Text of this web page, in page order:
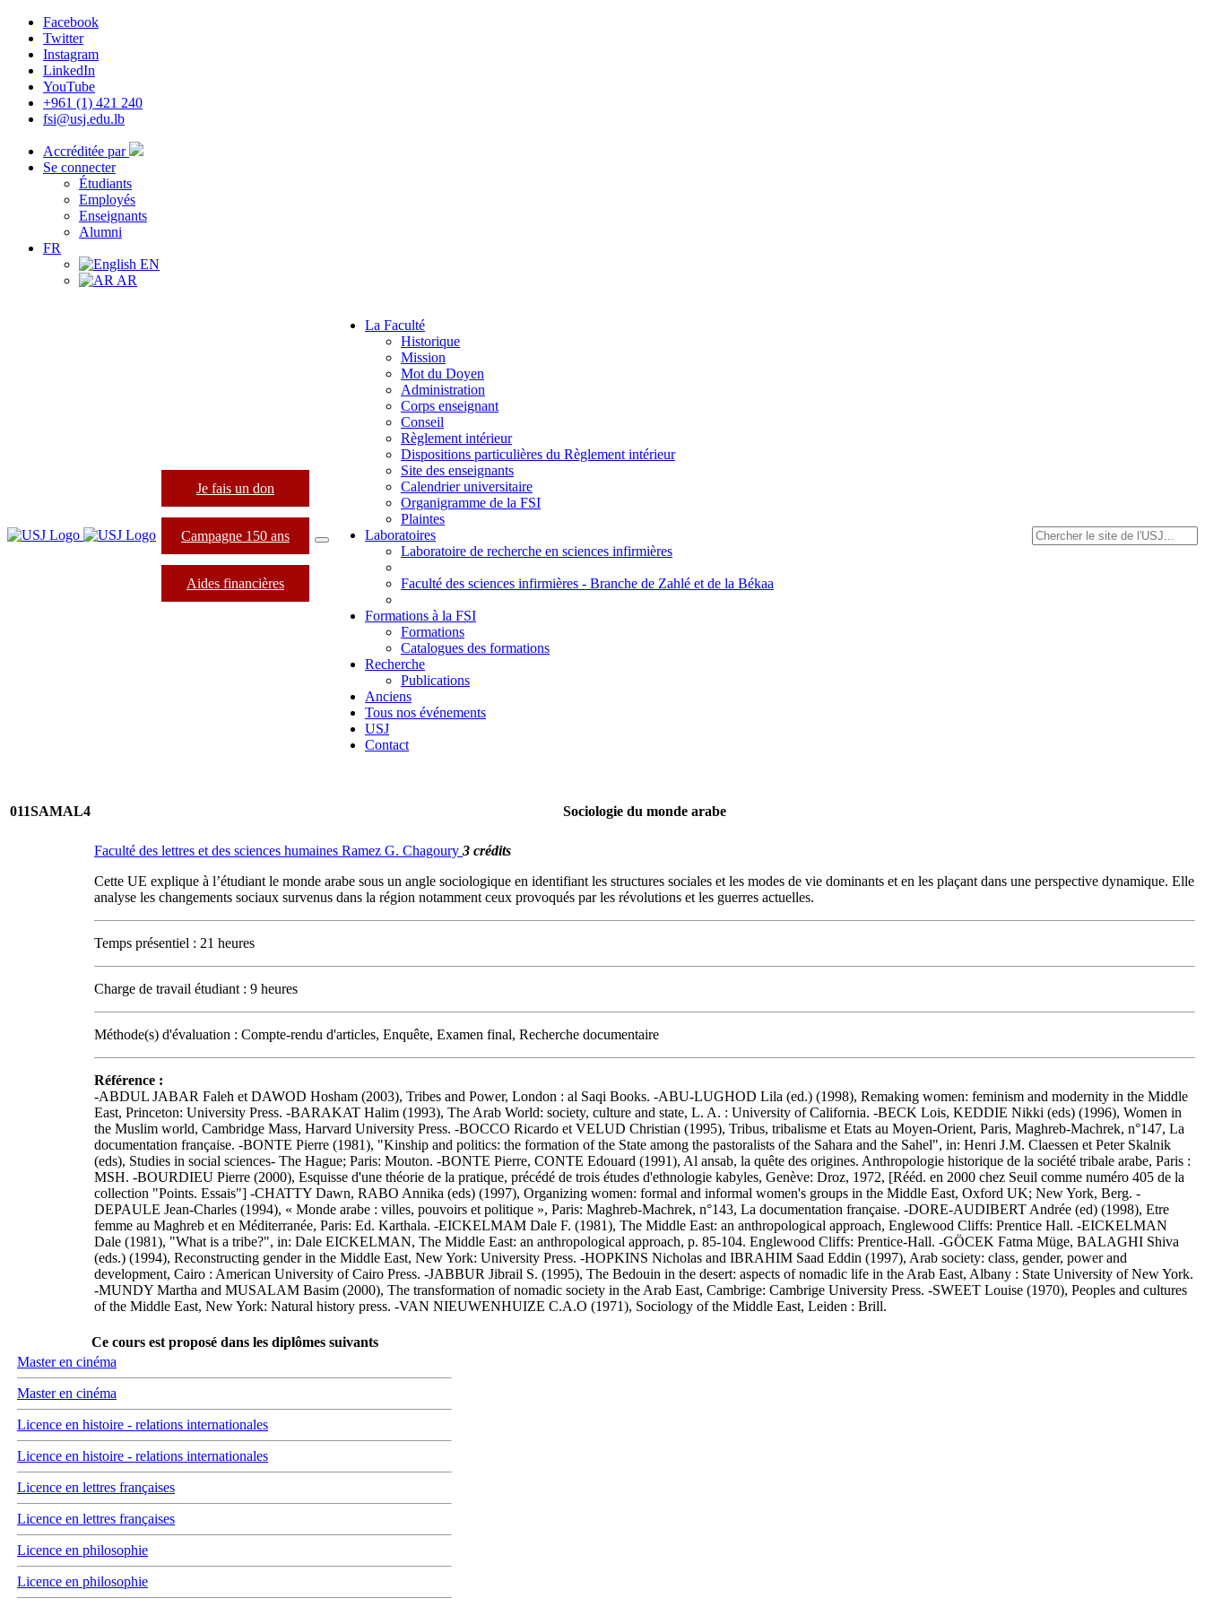
Facebook
Twitter
Instagram
LinkedIn
YouTube
+961 (1) 421 240
fsi@usj.edu.lb
Accréditée par
Se connecter
Étudiants
Employés
Enseignants
Alumni
FR
EN
AR
Je fais un don
Campagne 150 ans
Aides financières
La Faculté
Historique
Mission
Mot du Doyen
Administration
Corps enseignant
Conseil
Règlement intérieur
Dispositions particulières du Règlement intérieur
Site des enseignants
Calendrier universitaire
Organigramme de la FSI
Plaintes
Laboratoires
Laboratoire de recherche en sciences infirmières
Faculté des sciences infirmières - Branche de Zahlé et de la Békaa
Formations à la FSI
Formations
Catalogues des formations
Recherche
Publications
Anciens
Tous nos événements
USJ
Contact
011SAMAL4 Sociologie du monde arabe
Faculté des lettres et des sciences humaines Ramez G. Chagoury 3 crédits
Cette UE explique à l’étudiant le monde arabe sous un angle sociologique en identifiant les structures sociales et les modes de vie dominants et en les plaçant dans une perspective dynamique. Elle
analyse les changements sociaux survenus dans la région notamment ceux provoqués par les révolutions et les guerres actuelles.
Temps présentiel : 21 heures
Charge de travail étudiant : 9 heures
Méthode(s) d'évaluation : Compte-rendu d'articles, Enquête, Examen final, Recherche documentaire
Référence :
-ABDUL JABAR Faleh et DAWOD Hosham (2003), Tribes and Power, London : al Saqi Books. -ABU-LUGHOD Lila (ed.) (1998), Remaking women: feminism and modernity in the Middle
East, Princeton: University Press. -BARAKAT Halim (1993), The Arab World: society, culture and state, L. A. : University of California. -BECK Lois, KEDDIE Nikki (eds) (1996), Women in
the Muslim world, Cambridge Mass, Harvard University Press. -BOCCO Ricardo et VELUD Christian (1995), Tribus, tribalisme et Etats au Moyen-Orient, Paris, Maghreb-Machrek, n°147, La
documentation française. -BONTE Pierre (1981), "Kinship and politics: the formation of the State among the pastoralists of the Sahara and the Sahel", in: Henri J.M. Claessen et Peter Skalnik
(eds), Studies in social sciences- The Hague; Paris: Mouton. -BONTE Pierre, CONTE Edouard (1991), Al ansab, la quête des origines. Anthropologie historique de la société tribale arabe, Paris :
MSH. -BOURDIEU Pierre (2000), Esquisse d'une théorie de la pratique, précédé de trois études d'ethnologie kabyles, Genève: Droz, 1972, [Rééd. en 2000 chez Seuil comme numéro 405 de la
collection "Points. Essais"] -CHATTY Dawn, RABO Annika (eds) (1997), Organizing women: formal and informal women's groups in the Middle East, Oxford UK; New York, Berg. -
DEPAULE Jean-Charles (1994), « Monde arabe : villes, pouvoirs et politique », Paris: Maghreb-Machrek, n°143, La documentation française. -DORE-AUDIBERT Andrée (ed) (1998), Etre
femme au Maghreb et en Méditerranée, Paris: Ed. Karthala. -EICKELMAM Dale F. (1981), The Middle East: an anthropological approach, Englewood Cliffs: Prentice Hall. -EICKELMAN
Dale (1981), "What is a tribe?", in: Dale EICKELMAN, The Middle East: an anthropological approach, p. 85-104. Englewood Cliffs: Prentice-Hall. -GÖCEK Fatma Müge, BALAGHI Shiva
(eds.) (1994), Reconstructing gender in the Middle East, New York: University Press. -HOPKINS Nicholas and IBRAHIM Saad Eddin (1997), Arab society: class, gender, power and
development, Cairo : American University of Cairo Press. -JABBUR Jibrail S. (1995), The Bedouin in the desert: aspects of nomadic life in the Arab East, Albany : State University of New York.
-MUNDY Martha and MUSALAM Basim (2000), The transformation of nomadic society in the Arab East, Cambrige: Cambrige University Press. -SWEET Louise (1970), Peoples and cultures
of the Middle East, New York: Natural history press. -VAN NIEUWENHUIZE C.A.O (1971), Sociology of the Middle East, Leiden : Brill.
Ce cours est proposé dans les diplômes suivants
Master en cinéma
Master en cinéma
Licence en histoire - relations internationales
Licence en histoire - relations internationales
Licence en lettres françaises
Licence en lettres françaises
Licence en philosophie
Licence en philosophie